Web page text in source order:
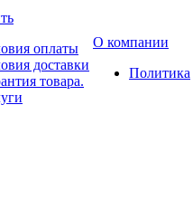
оплаты
доставки
товара.
О компании
Политика